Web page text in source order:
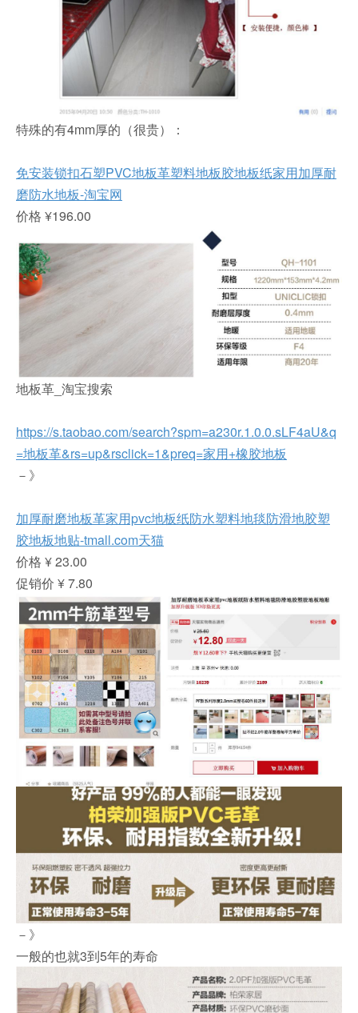
特殊的有4mm厚的（很贵）：
免安装锁扣石塑PVC地板革塑料地板胶地板纸家用加厚耐
磨防水地板-淘宝网
价格 ¥196.00
地板革_淘宝搜索
https://s.taobao.com/search?spm=a230r.1.0.0.sLF4aU&q
=地板革&rs=up&rsclick=1&preq=家用+橡胶地板
－》
加厚耐磨地板革家用pvc地板纸防水塑料地毯防滑地胶塑
胶地板地贴-tmall.com天猫
价格 ¥ 23.00
促销价 ¥ 7.80
－》
一般的也就3到5年的寿命